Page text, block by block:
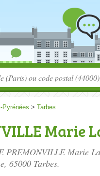
Pyrénées > Tarbes
Marie
PREMONVILLE Marie
, 65000 Tarbes.